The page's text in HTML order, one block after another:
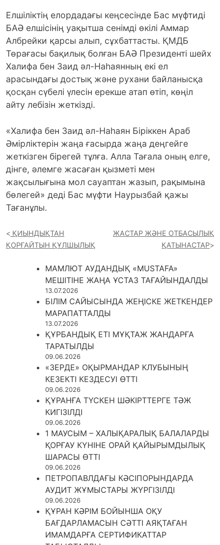
Елшіліктің елордадағы кеңсесінде Бас мүфтиді
БАӘ елшісінің уақытша сенімді өкілі Аммар
Албрейки қарсы алып, сұхбаттасты. ҚМДБ
Төрағасы бақилық болған БАӘ Президенті шейх
Халифа бен Заид әл-Наһаянның екі ел
арасындағы достық және рухани байланысқа
қосқан сүбелі үлесін ерекше атап өтіп, көңіл
айту лебізін жеткізді.
«Халифа бен Заид әл-Наһаян Біріккен Араб
Әмірліктерін жаңа ғасырда жаңа деңгейге
жеткізген бірегей тұлға. Алла Тағала оның елге,
дінге, әлемге жасаған қызметі мен
жақсылығына мол сауаптан жазып, рақымына
бөлегей» деді Бас мүфти Наурызбай қажы
Тағанұлы.
ҚИЫНДЫҚТАН
ҚОРҒАЙТЫН ҚҰЛШЫЛЫҚ
ЖАСТАР ЖӘНЕ ОТБАСЫЛЫҚ
ҚАТЫНАСТАР
МАМЛЮТ АУДАНДЫҚ «MUSTAFA»
МЕШІТІНЕ ЖАҢА ҰСТАЗ ТАҒАЙЫНДАЛДЫ
13.07.2026
БІЛІМ САЙЫСЫНДА ЖЕҢІСКЕ ЖЕТКЕНДЕР
МАРАПАТТАЛДЫ
13.07.2026
ҚҰРБАНДЫҚ ЕТІ МҰҚТАЖ ЖАНДАРҒА
ТАРАТЫЛДЫ
09.06.2026
«ЗЕРДЕ» ОҚЫРМАНДАР КЛУБЫНЫҢ
КЕЗЕКТІ КЕЗДЕСУІ ӨТТІ
09.06.2026
ҚҰРАНҒА ТҮСКЕН ШӘКІРТТЕРГЕ ТӘЖ
КИГІЗІЛДІ
09.06.2026
1 МАУСЫМ – ХАЛЫҚАРАЛЫҚ БАЛАЛАРДЫ
ҚОРҒАУ КҮНІНЕ ОРАЙ ҚАЙЫРЫМДЫЛЫҚ
ШАРАСЫ ӨТТІ
09.06.2026
ПЕТРОПАВЛДАҒЫ КӘСІПОРЫНДАРДА
АУДИТ ЖҰМЫСТАРЫ ЖҮРГІЗІЛДІ
09.06.2026
ҚҰРАН КӘРІМ БОЙЫНША ОҚУ
БАҒДАРЛАМАСЫН СӘТТІ АЯҚТАҒАН
ИМАМДАРҒА СЕРТИФИКАТТАР